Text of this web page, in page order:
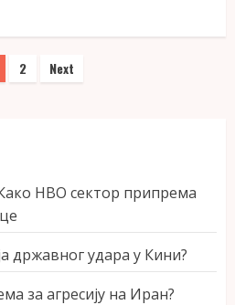
2 Next
НВО сектор припрема
државног удара у Кини?
за агресију на Иран?